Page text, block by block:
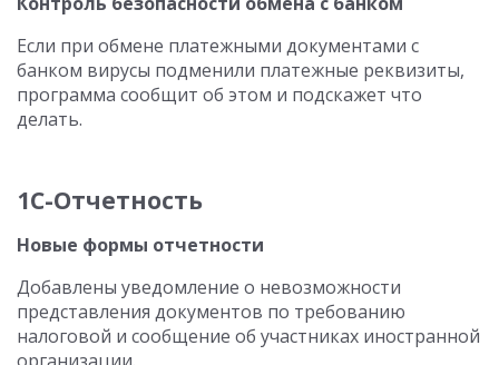
Если при обмене платежными документами с
банком вирусы подменили платежные реквизиты,
программа сообщит об этом и подскажет что
делать.
1С-Отчетность
Новые формы отчетности
Добавлены уведомление о невозможности
представления документов по требованию
налоговой и сообщение об участниках иностранной